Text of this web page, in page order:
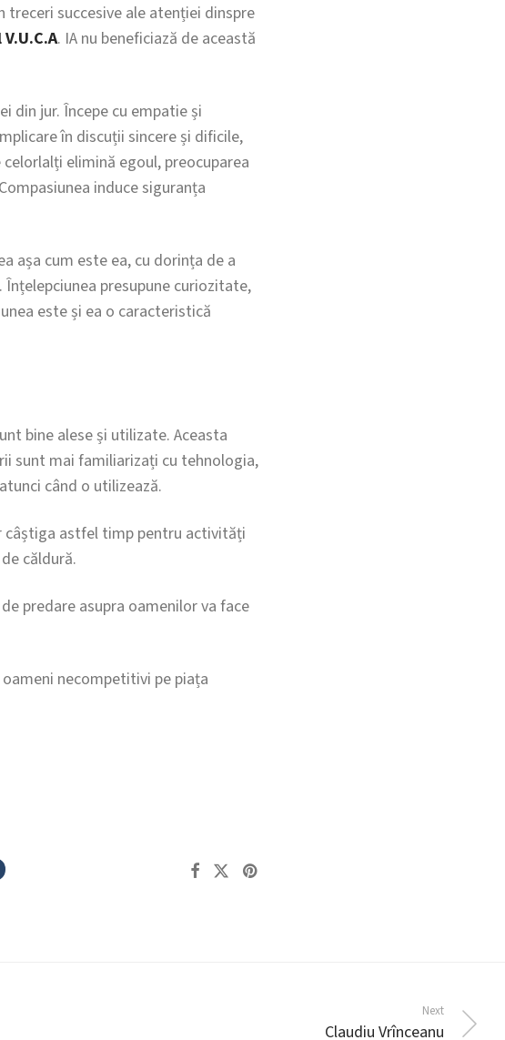
succesive ale atenției dinspre
. IA nu beneficiază de această
din jur. Începe cu empatie și
în discuții sincere și dificile,
elimină egoul, preocuparea
induce siguranța
așa cum este ea, cu dorința de a
presupune curiozitate,
este și ea o caracteristică
bine alese și utilizate. Aceasta
sunt mai familiarizați cu tehnologia,
când o utilizează.
câștiga astfel timp pentru activități
căldură.
predare asupra oamenilor va face
necompetitivi pe piața
Next
Claudiu Vrînceanu